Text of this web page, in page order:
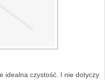
idealna czystość. I nie dotyczy